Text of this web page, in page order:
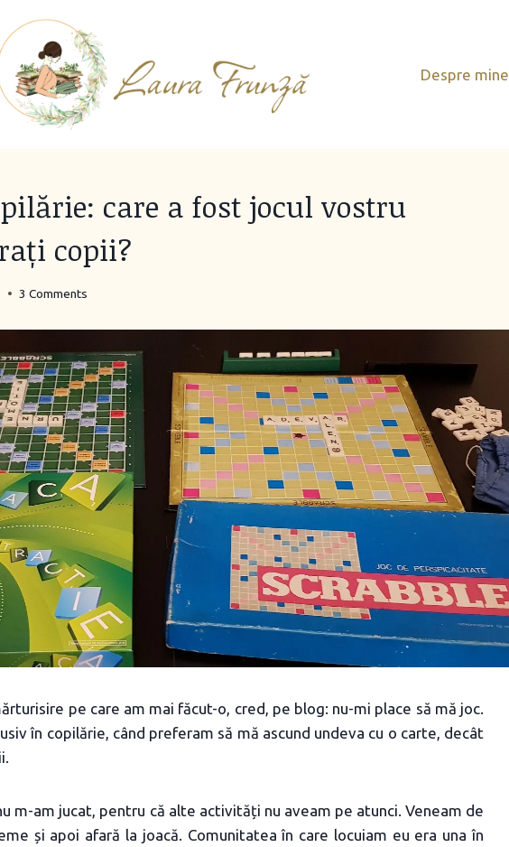
Despre mine
care a fost jocul vostru
copii?
3 Comments
pe care am mai făcut-o, cred, pe blog: nu-mi place să mă joc.
în copilărie, când preferam să mă ascund undeva cu o carte, decât
m-am jucat, pentru că alte activități nu aveam pe atunci. Veneam de
și apoi afară la joacă. Comunitatea în care locuiam eu era una în